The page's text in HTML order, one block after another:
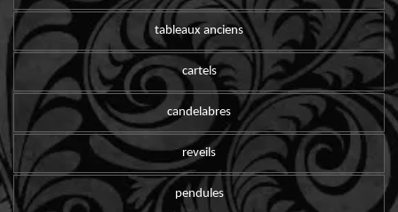
tableaux anciens
cartels
candelabres
reveils
pendules